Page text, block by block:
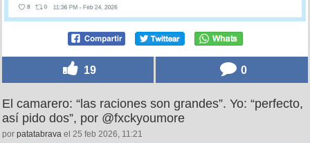
19 0
El camarero: “las raciones son grandes”. Yo: “perfecto,
así pido dos”, por @fxckyoumore
por patatabrava el 25 feb 2026, 11:21